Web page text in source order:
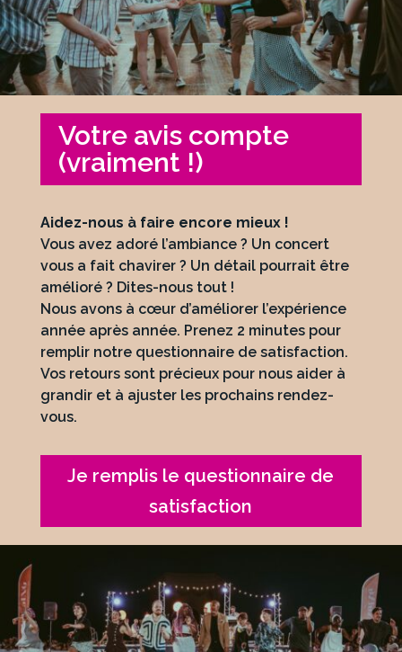
Votre avis compte
(vraiment !)
Aidez-nous à faire encore mieux !
Vous avez adoré l’ambiance ? Un concert
vous a fait chavirer ? Un détail pourrait être
amélioré ? Dites-nous tout !
Nous avons à cœur d’améliorer l’expérience
année après année. Prenez 2 minutes pour
remplir notre questionnaire de satisfaction.
Vos retours sont précieux pour nous aider à
grandir et à ajuster les prochains rendez-
vous.
Je remplis le questionnaire de
satisfaction